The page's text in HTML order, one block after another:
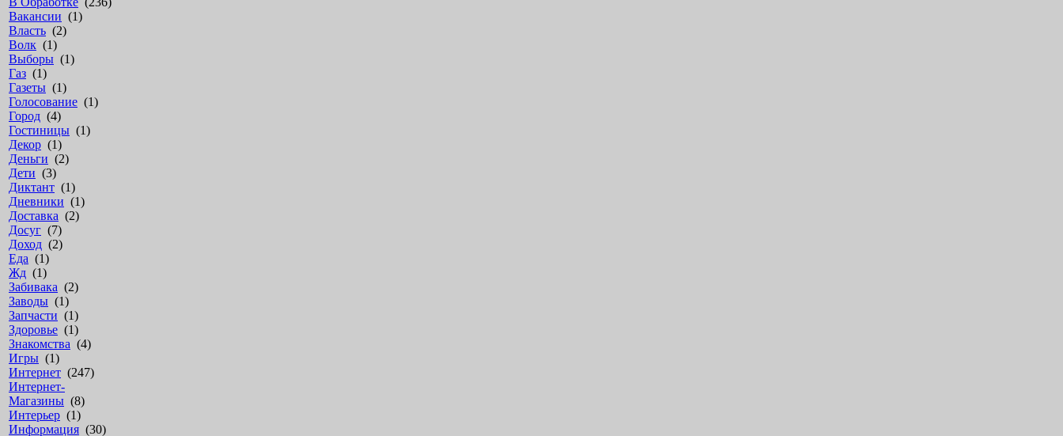
Вакансии (1)
Власть (2)
Волк (1)
Выборы (1)
Газ (1)
Газеты (1)
Голосование (1)
Город (4)
Гостиницы (1)
Декор (1)
Деньги (2)
Дети (3)
Диктант (1)
Дневники (1)
Доставка (2)
Досуг (7)
Доход (2)
Еда (1)
Жд (1)
Забивака (2)
Заводы (1)
Запчасти (1)
Здоровье (1)
Знакомства (4)
Игры (1)
Интернет (247)
Интернет-
Магазины (8)
Интерьер (1)
Информация (30)